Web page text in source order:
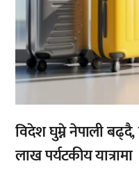
विदेश घुम्ने नेपाली
लाख पर्यटकीय यात्रामा